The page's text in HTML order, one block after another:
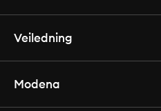
Veiledning
Modena